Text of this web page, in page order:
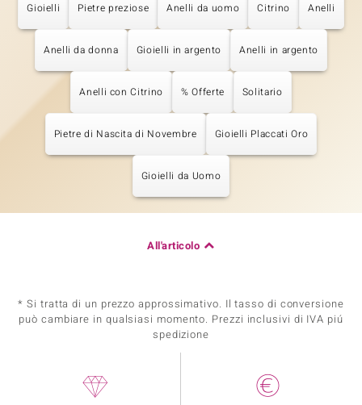
Gioielli Pietre preziose Anelli da uomo Citrino Anelli
Anelli da donna Gioielli in argento Anelli in argento
Anelli con Citrino % Offerte Solitario
Pietre di Nascita di Novembre Gioielli Placcati Oro
Gioielli da Uomo
All'articolo
* Si tratta di un prezzo approssimativo. Il tasso di conversione
può cambiare in qualsiasi momento. Prezzi inclusivi di IVA piú
spedizione